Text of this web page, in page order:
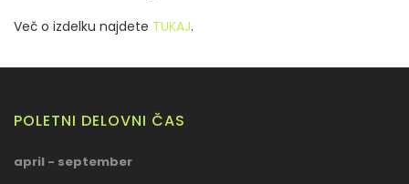
Več o izdelku najdete TUKAJ.
POLETNI DELOVNI ČAS
april - september